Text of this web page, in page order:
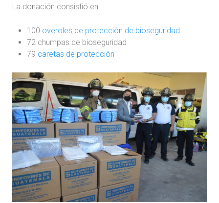
La donación consistió en:
100 overoles de protección de bioseguridad
72 chumpas de bioseguridad
79 caretas de protección